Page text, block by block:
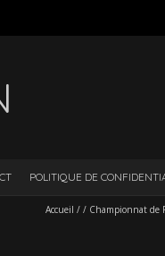
POLITIQUE DE
Accueil // Championnat de